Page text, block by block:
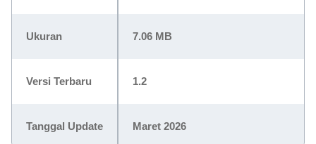
Ukuran 7.06 MB
Versi Terbaru 1.2
Tanggal Update Maret 2026